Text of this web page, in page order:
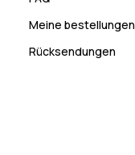
Meine bestellungen
Rücksendungen